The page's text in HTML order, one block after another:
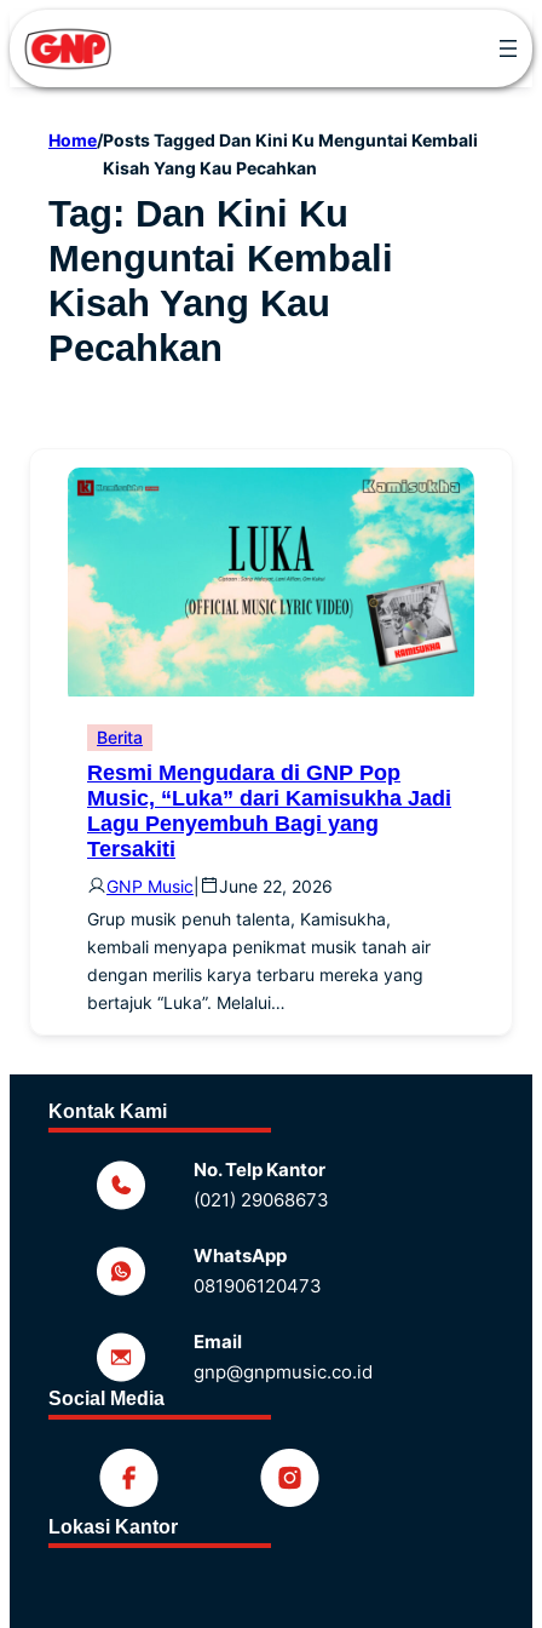
to
content
Home/Posts Tagged Dan Kini Ku Menguntai Kembali
Kisah Yang Kau Pecahkan
Tag: Dan Kini Ku
Menguntai Kembali
Kisah Yang Kau
Pecahkan
Berita
Resmi Mengudara di GNP Pop
Music, “Luka” dari Kamisukha Jadi
Lagu Penyembuh Bagi yang
Tersakiti
GNP Music
June 22, 2026
Grup musik penuh talenta, Kamisukha,
kembali menyapa penikmat musik tanah air
dengan merilis karya terbaru mereka yang
bertajuk “Luka”. Melalui…
Kontak Kami
No. Telp Kantor
(021) 29068673
WhatsApp
081906120473
Email
gnp@gnpmusic.co.id
Social Media
Lokasi Kantor